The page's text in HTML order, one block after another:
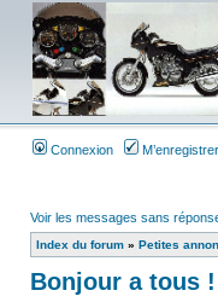
Connexion M’enregistrer
Voir les messages sans
Index du forum » Petites
Bonjour a tous !